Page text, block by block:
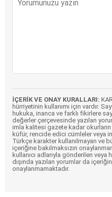
İÇERİK VE ONAY KURALLARI:
hürriyetinin kullanımı için vardır.
hukuka, inanca ve farklı fikirlere
değerler çerçevesinde yazılan
imla kalitesi gazete kadar
küfür, rencide edici cümleler veya
Türkçe karakter kullanılmayan ve
içeriğine bakılmaksızın
kullanıcı adlarıyla gönderilen veya
dışında yazılan yorumlar da
onaylanmamaktadır.